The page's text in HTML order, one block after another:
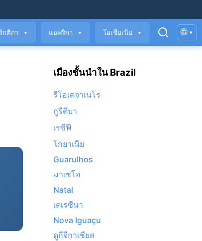
กติกา ▼ แอฟริกา ▼ โอเชียเนีย ▼ 🌐 ▾
เมืองชั้นนำใน Brazil
รีโอเดจาเนโร
กูรีตีบา
เรซีฟี
โกยาเนีย
Guarulhos
มาเซโอ
Natal
เตเรซีนา
Nova Iguaçu
ดูกีจีกาเชียส